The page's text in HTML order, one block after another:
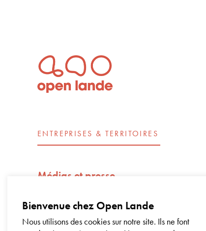
ENTREPRISES & TERRITOIRES
Médias et presse
Open Lande recrute
Nos engagements d’entreprise –
Bienvenue chez Open Lande
Nous utilisons des cookies sur notre site. Ils ne font